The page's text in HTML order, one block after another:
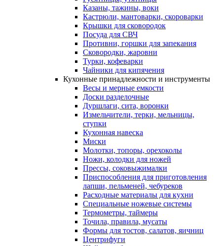
Казаны, тажины, воки
Кастрюли, мантоварки, скороварки
Крышки для сковородок
Посуда для СВЧ
Противни, горшки для запекания
Сковородки, жаровни
Турки, кофеварки
Чайники для кипячения
Кухонные принадлежности и инструменты
Весы и мерные емкости
Доски разделочные
Дуршлаги, сита, воронки
Измельчители, терки, мельницы,
ступки
Кухонная навеска
Миски
Молотки, топоры, орехоколы
Ножи, колодки для ножей
Прессы, соковыжималки
Приспособления для приготовления
лапши, пельменей, чебуреков
Расходные материалы для кухни
Специальные ножевые системы
Термометры, таймеры
Точила, правила, мусаты
Формы для тостов, салатов, яичниц
Центрифуги